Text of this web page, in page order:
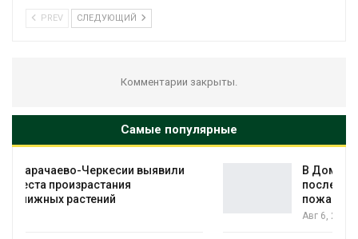
PREV СЛЕДУЮЩИЙ
Комментарии закрыты.
Самые популярные
В Домодедове ликвидируют
последствия разлива химикатов после
пожара на складе